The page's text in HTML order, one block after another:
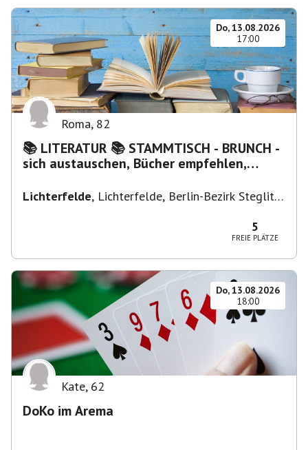
Do, 13.08.2026
17:00
Roma, 82
📚 LITERATUR 📚 STAMMTISCH - BRUNCH -
sich austauschen, Bücher empfehlen,
Lichterfelde, Lichterfelde, Berlin-Bezirk Steglitz-
5
FREIE PLÄTZE
Do, 13.08.2026
18:00
Kate, 62
DoKo im Arema